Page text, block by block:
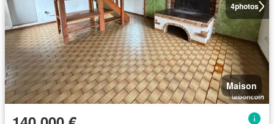
4photos
Maison